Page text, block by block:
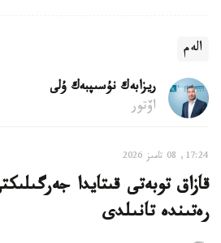
الەم
ريزابەك نۇسىپبەك ۇلى
اۆتور
17:24, 08 تامىز 2026
قازاق توبەتى قىتايدا
رەتىندە تانىلدى